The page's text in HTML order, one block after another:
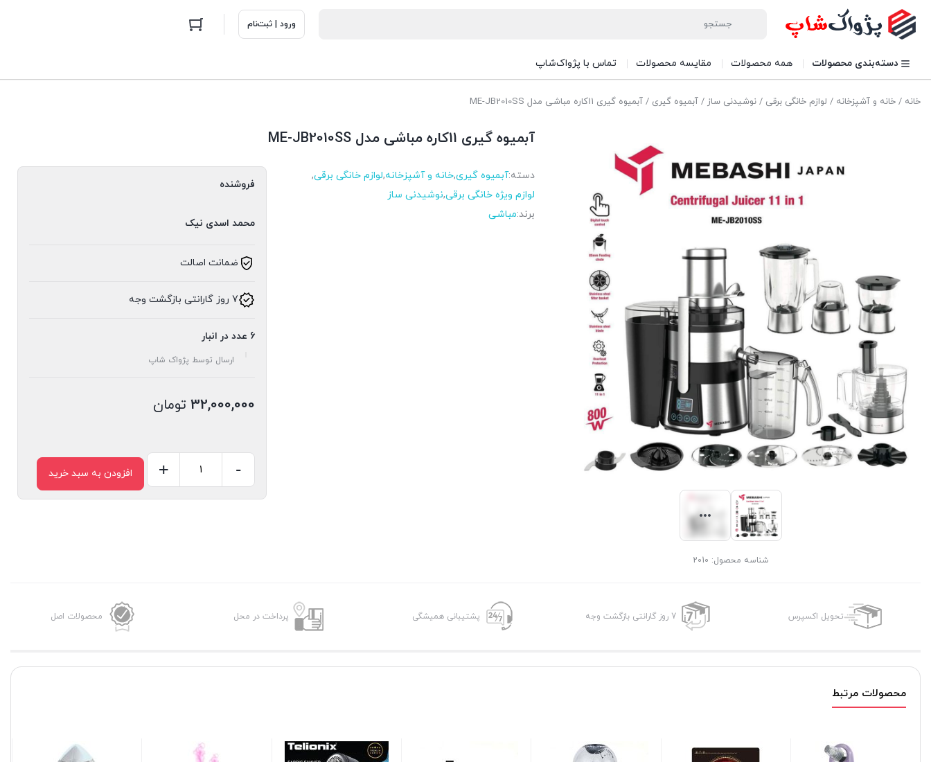
ورود | ثبت‌نام
دسته‌بندی محصولات همه محصولات مقایسه محصولات تماس با پژواک‌شاپ
خانه / خانه و آشپزخانه / لوازم خانگی برقی / نوشیدنی ساز / آبمیوه گیری / آبمیوه گیری 11کاره مباشی مدل ME-JB2010SS
شناسه محصول: 2010
آبمیوه گیری 11کاره مباشی مدل ME-JB2010SS
دسته:آبمیوه گیری,خانه و آشپزخانه,لوازم خانگی برقی,
لوازم ویژه خانگی برقی,نوشیدنی ساز
برند:مباشی
فروشنده
محمد اسدی نیک
ضمانت اصالت
7 روز گارانتی بازگشت وجه
6 عدد در انبار
ارسال توسط پژواک شاپ
32,000,000 تومان
گیری
عدد
-
+ افزودن به سبد خرید
تحویل اکسپرس 7 روز گارانتی بازگشت وجه پشتیبانی همیشگی پرداخت در محل محصولات اصل
محصولات مرتبط